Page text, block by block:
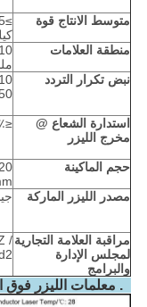
متوسط ​​الانتاج قوة
منطقة العلامات
نبض تكرار التردد
150
استدارة الشعاع @
مخرج الليزر
≤96٪
حجم الماكينة
مصدر الليزر الماركة
مراقبة العلامة التجارية
لمجلس الإدارة
والبرامج
/